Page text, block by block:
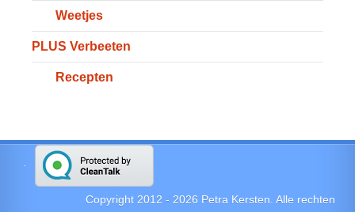
Weetjes
PLUS Verbeeten
Recepten
Copyright 2012 - 2026 Petra Kersten. Alle rechten